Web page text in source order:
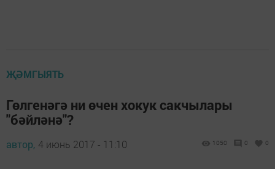
ҖӘМГЫЯТЬ
Гөлгенәгә ни өчен хокук сакчылары
"бәйләнә"?
автор, 4 июнь 2017 - 11:10 1050 0 0